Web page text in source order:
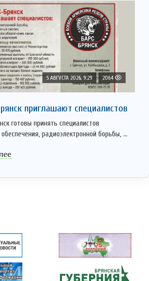
5 АВГУСТА 2026, 9:29 2064
приглaшают cпециaлистoв
готовы принять специалистов
радиоэлектронной борьбы, ...